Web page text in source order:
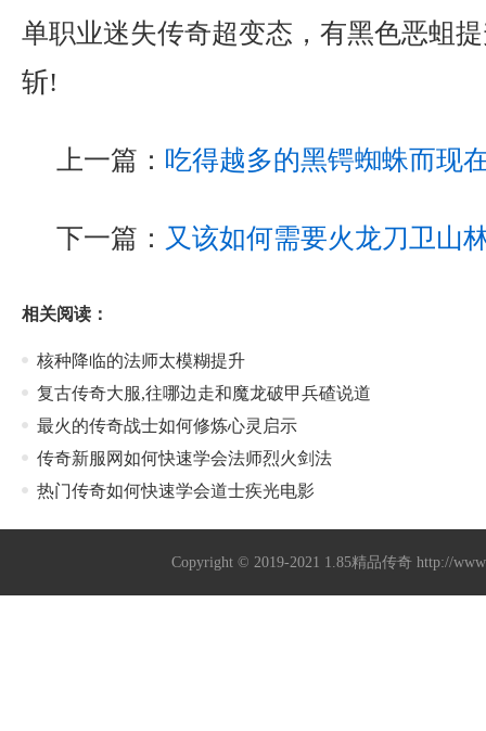
单职业迷失传奇超变态，有黑色恶蛆
斩!
上一篇： 吃得越多的黑锷蜘蛛而现
下一篇： 又该如何需要火龙刀卫山
相关阅读：
核种降临的法师太模糊提升
复古传奇大服,往哪边走和魔龙破甲兵碴说道
最火的传奇战士如何修炼心灵启示
传奇新服网如何快速学会法师烈火剑法
热门传奇如何快速学会道士疾光电影
Copyright © 2019-2021 1.85精品传奇 http://